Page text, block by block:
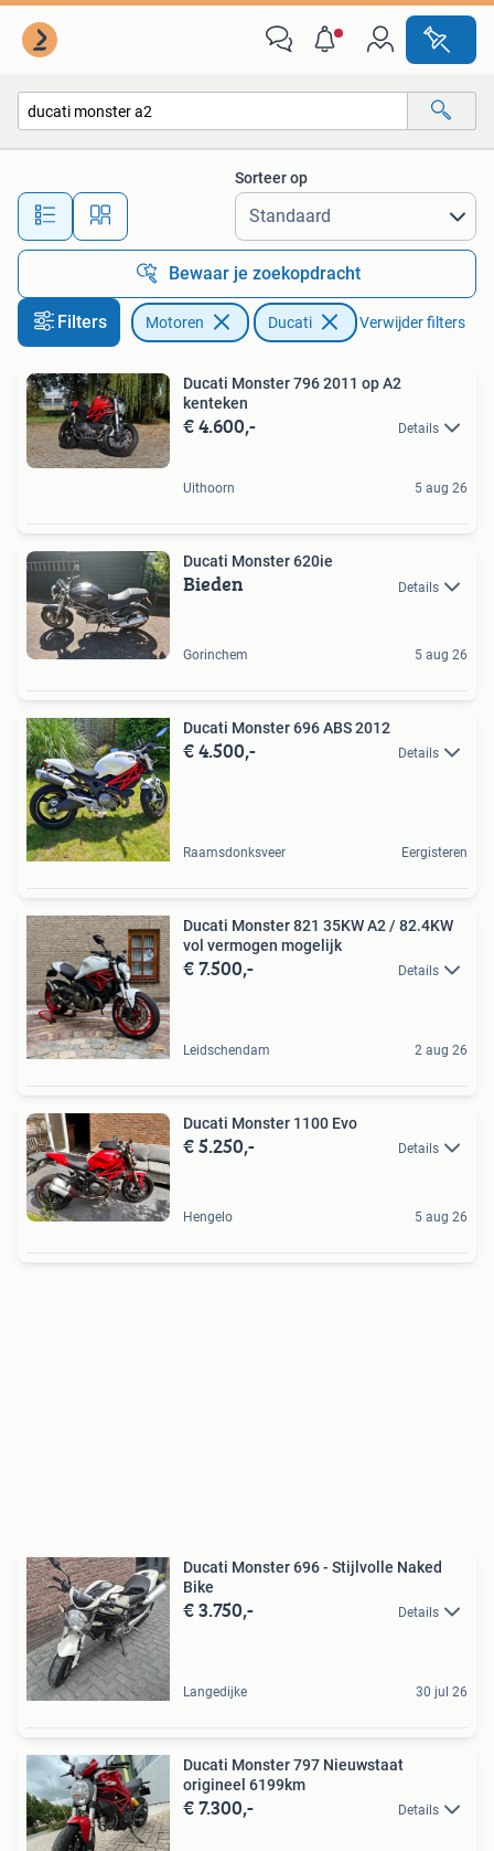
Alle afstanden…
Sorteer op
Bewaar je zoekopdracht
Filters Motoren Ducati Verwijder filters
Ducati Monster 796 2011 op A2
kenteken
€ 4.600,- Details
Uithoorn 5 aug 26
Ducati Monster 620ie
Bieden Details
Gorinchem 5 aug 26
Ducati Monster 696 ABS 2012
€ 4.500,- Details
Raamsdonksveer Eergisteren
Ducati Monster 821 35KW A2 / 82.4KW
vol vermogen mogelijk
€ 7.500,- Details
Leidschendam 2 aug 26
Ducati Monster 1100 Evo
€ 5.250,- Details
Hengelo 5 aug 26
Ducati Monster 696 - Stijlvolle Naked
Bike
€ 3.750,- Details
Langedijke 30 jul 26
Ducati Monster 797 Nieuwstaat
origineel 6199km
€ 7.300,- Details